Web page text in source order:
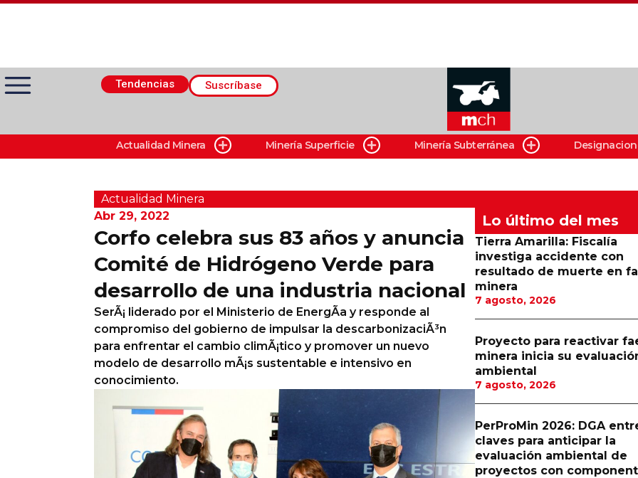
Tendencias Suscríbase
Actualidad Minera
Minería Superficie
Minerí­a Subterránea
Columnas de Opinión
Calendario de Eventos
Actualidad Minera Minería Superficie Minería Subterránea
Actualidad Minera
Abr 29, 2022
Corfo celebra sus 83 años y anuncia
Comité de Hidrógeno Verde para
desarrollo de una industria nacional
SerÃ¡ liderado por el Ministerio de EnergÃ­a y responde al
compromiso del gobierno de impulsar la descarbonizaciÃ³n
para enfrentar el cambio climÃ¡tico y promover un nuevo
modelo de desarrollo mÃ¡s sustentable e intensivo en
conocimiento.
Lo último del mes
Tierra Amarilla: Fiscalía
investiga accidente con
resultado de muerte en
minera
7 agosto, 2026
Proyecto para reactivar
minera inicia su
ambiental
7 agosto, 2026
PerProMin 2026: DGA
claves para anticipar la
evaluación ambiental de
proyectos con